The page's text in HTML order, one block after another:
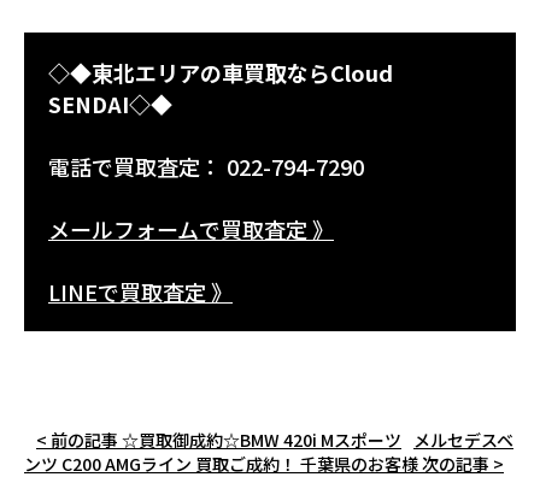
◇◆東北エリアの車買取ならCloud
SENDAI◇◆
電話で買取査定： 022-794-7290
メールフォームで買取査定 》
LINEで買取査定 》
< 前の記事 ☆買取御成約☆BMW 420i Mスポーツ メルセデスベ
ンツ C200 AMGライン 買取ご成約！ 千葉県のお客様次の記事 >